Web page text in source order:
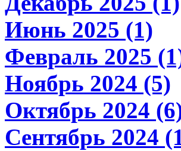
Июнь 2025 (1)
Февраль 2025
Ноябрь 2024 (5)
Октябрь 2024
Сентябрь 2024